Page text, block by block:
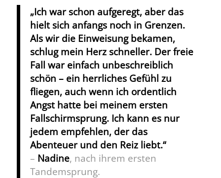
„Ich war schon aufgeregt, aber das
hielt sich anfangs noch in Grenzen.
Als wir die Einweisung bekamen,
schlug mein Herz schneller. Der freie
Fall war einfach unbeschreiblich
schön – ein herrliches Gefühl zu
fliegen, auch wenn ich ordentlich
Angst hatte bei meinem ersten
Fallschirmsprung. Ich kann es nur
jedem empfehlen, der das
Abenteuer und den Reiz liebt.“
– Nadine, nach ihrem ersten
Tandemsprung.